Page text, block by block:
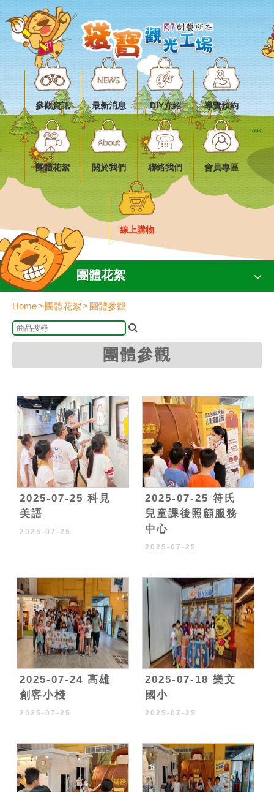
參觀資訊 最新消息 DIY介紹 導覽預約
團體花絮 關於我們 聯絡我們 會員專區
線上購物
團體花絮
Home 團體花絮 團體參觀
團體參觀
2025-07-25 科見
美語
2025-07-25
2025-07-25 符氏
兒童課後照顧服務
中心
2025-07-25
2025-07-24 高雄
創客小棧
2025-07-25
2025-07-18 樂文
國小
2025-07-25